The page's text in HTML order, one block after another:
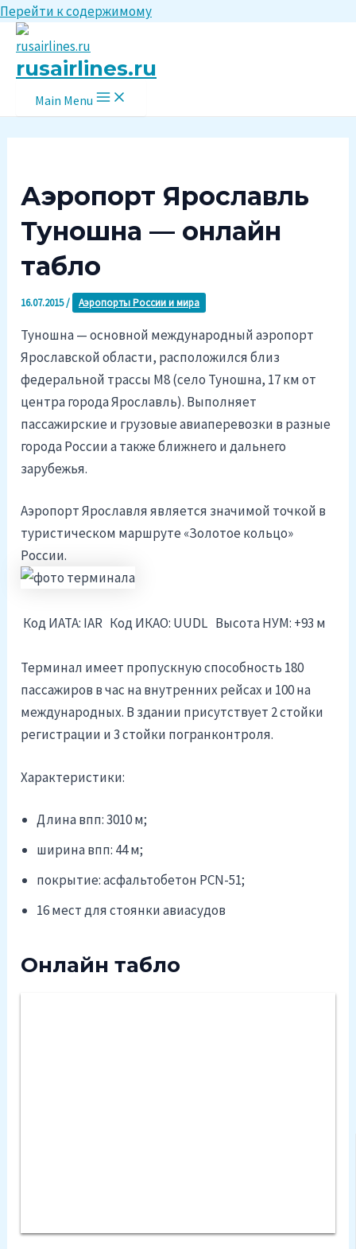
Перейти к содержимому
rusairlines.ru
Main Menu
Аэропорт Ярославль
Туношна — онлайн
табло
16.07.2015/ Аэропорты России и мира
Туношна — основной международный аэропорт
Ярославской области, расположился близ
федеральной трассы М8 (село Туношна, 17 км от
центра города Ярославль). Выполняет
пассажирские и грузовые авиаперевозки в разные
города России а также ближнего и дальнего
зарубежья.
Аэропорт Ярославля является значимой точкой в
туристическом маршруте «Золотое кольцо»
России.
Код ИАТА: IAR Код ИКАО: UUDL Высота НУМ: +93 м
Терминал имеет пропускную способность 180
пассажиров в час на внутренних рейсах и 100 на
международных. В здании присутствует 2 стойки
регистрации и 3 стойки погранконтроля.
Характеристики:
Длина впп: 3010 м;
ширина впп: 44 м;
покрытие: асфальтобетон PCN-51;
16 мест для стоянки авиасудов
Онлайн табло